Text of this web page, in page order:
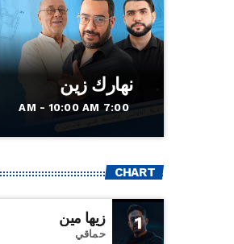
نهارك زين
7:00 AM - 10:00 AM
CHART
1 زيها مين
حماقي